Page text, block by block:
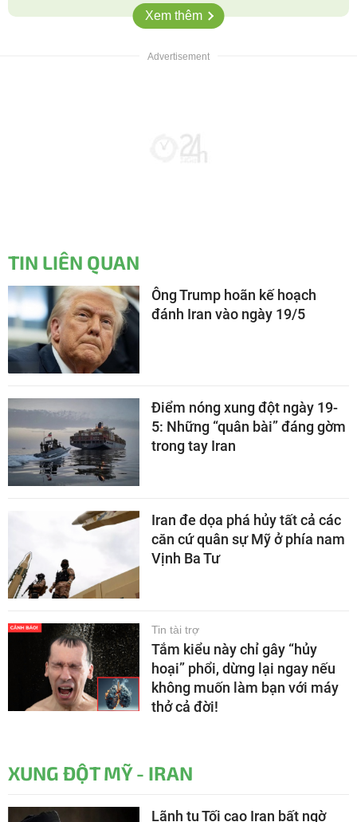
Xem thêm
TIN LIÊN QUAN
Ông Trump hoãn kế hoạch
đánh Iran vào ngày 19/5
Điểm nóng xung đột ngày 19-
5: Những “quân bài” đáng gờm
trong tay Iran
Iran đe dọa phá hủy tất cả các
căn cứ quân sự Mỹ ở phía nam
Vịnh Ba Tư
Tin tài trợ
Tắm kiểu này chỉ gây “hủy
hoại” phổi, dừng lại ngay nếu
không muốn làm bạn với máy
thở cả đời!
XUNG ĐỘT MỸ - IRAN
Lãnh tụ Tối cao Iran bất ngờ